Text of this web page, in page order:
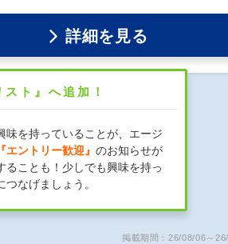
詳細を見る
ト』へ追加！
味を持っていることが、エージ
『エントリー歓迎』 のお知らせが
ることも！少しでも興味を持っ
なげましょう。
掲載期間：26/08/06～